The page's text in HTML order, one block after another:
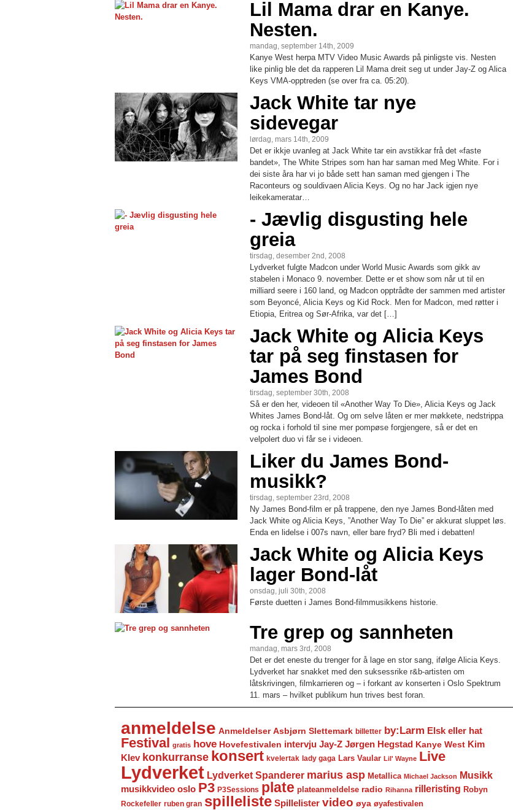
Lil Mama drar en Kanye.
Nesten.
mandag, september 14th, 2009
Kanye West herpa MTV Video Music Awards på pinligste vis. Nesten
like pinlig ble det da rapperen Lil Mama dreit seg ut under Jay-Z og Alica
Keys VMA-opptreden (se over fra ca. 05:20).
Jack White tar nye
sidevegar
lørdag, mars 14th, 2009
Det er ikkje uvanleg at Jack White tar ein avstikkar frå det «faste
bandet», The White Stripes som han har saman med Meg White. For i
dei siste åra har vi jo både sett han saman med gjengen i The
Raconteurs og souldivaen Alicia Keys. Og no har Jack igjen nye
leikekameratar…
- Jævlig disgusting hele
greia
tirsdag, desember 2nd, 2008
Lydverket fulgte Madcon under World Music Awards som gikk av
stabelen i Monaco 9. november. Dette er et show som når ut til en
milliard seere i 160 land, og Madcon opptrådte der sammen med artister
som Beyoncé, Alicia Keys og Kid Rock. Men for Madcon, med røtter i
Etiopia, Eritrea og Sør-Afrika, var det […]
Jack White og Alicia Keys
tar på seg finstasen for
James Bond
tirsdag, september 30th, 2008
Så er den her, videoen til «Another Way To Die», Alicia Keys og Jack
Whites James Bond-låt. Og om selve låten er mer møkkete, nedstrippa
og rocka i forhold til sine mer pompøse forgjengere, så er det en
velpolert duo vi får se i videoen.
Liker du James Bond-
musikk?
tirsdag, september 23rd, 2008
Ny James Bond-film er på trappene, den nye James Bond-låten med
Jack White og Alicia Keys, ”Another Way To Die” er akkurat sluppet løs.
Enda en lidelse i 007s navn, eller bare fryd? Bli med i debatten!
Jack White og Alicia Keys
lager Bond-låt
onsdag, juli 30th, 2008
Første duetten i James Bond-filmmusikkens historie.
Tre grep og sannheten
mandag, mars 3rd, 2008
Det er det eneste du trenger for å lage en stor sang, ifølge Alicia Keys.
Lydverket har snakket med den suksessrike r&b-artisten om
låtskrivingen, filmkarrieren og – i forkant av konserten i Oslo Spektrum
11. mars – hvilket publikum hun trives best foran.
anmeldelse Anmeldelser Asbjørn Slettemark billetter by:Larm Elsk eller hat
Festival gratis hove Hovefestivalen intervju Jay-Z Jørgen Hegstad Kanye West Kim
Klev konkurranse konsert kvelertak lady gaga Lars Vaular Lil' Wayne Live
Lydverket Lydverket Spanderer marius asp Metallica Michael Jackson
Musikk
musikkvideo oslo P3 P3Sessions plate plateanmeldelse radio Rihanna rilleristing Robyn
Rockefeller ruben gran spilleliste Spillelister video øya øyafestivalen